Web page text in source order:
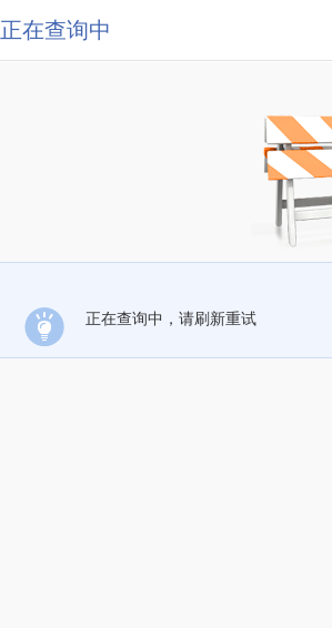
正在查询中
正在查询中，请刷新重试